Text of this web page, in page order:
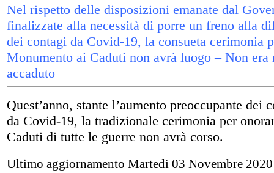
Nel rispetto delle disposizioni emanate dal
finalizzate alla necessità di porre un freno alla
dei contagi da Covid-19, la consueta cerimonia
Monumento ai Caduti non avrà luogo – Non era
accaduto
Quest’anno, stante l’aumento preoccupante dei
da Covid-19, la tradizionale cerimonia per
Caduti di tutte le guerre non avrà corso.
Ultimo aggiornamento Martedì 03 Novembre